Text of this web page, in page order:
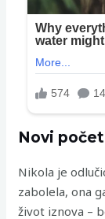
Novi
Nikola je
zabolela, ona
život iznova –